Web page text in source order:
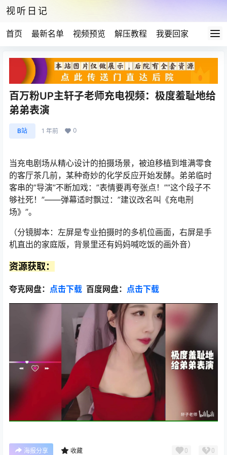
视听日记
首页 最新名单 视频预览 解压教程 我要回家
百万粉UP主轩子老师充电视频：极度羞耻地给
弟弟表演
B站 1 年前 0
当充电剧场从精心设计的拍摄场景，被迫移植到堆满零食
的客厅茶几前，某种奇妙的化学反应开始发酵。弟弟临时
客串的”导演”不断加戏：”表情要再夸张点！””这个段子不
够社死！”——弹幕适时飘过：”建议改名叫《充电刑
场》”。
（分镜脚本：左屏是专业拍摄时的多机位画面，右屏是手
机直出的家庭版，背景里还有妈妈喊吃饭的画外音）
资源获取：
夸克网盘： 点击下载 百度网盘： 点击下载
海报分享 收藏 0 0